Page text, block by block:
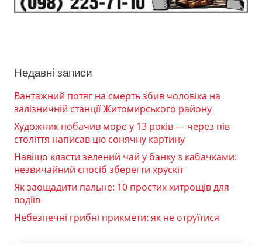
Недавні записи
Вантажний потяг на смерть збив чоловіка на
залізничній станції Житомирського району
Художник побачив море у 13 років — через пів
століття написав цю сонячну картину
Навіщо класти зелений чай у банку з кабачками:
незвичайний спосіб зберегти хрускіт
Як заощадити пальне: 10 простих хитрощів для
водіїв
Небезпечні грибні прикмети: як не отруїтися